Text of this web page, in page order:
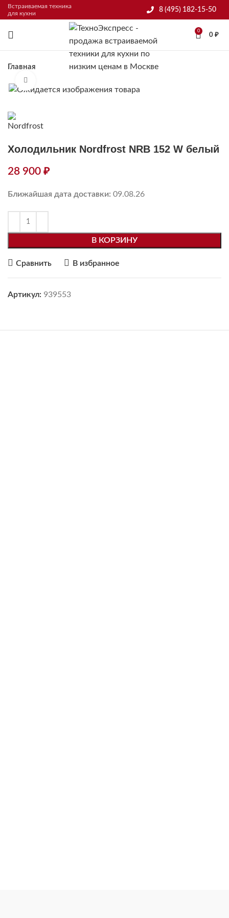
Встраиваемая техника
для кухни
8 (495) 182-15-50
0
0 ₽
Главная
Холодильник Nordfrost NRB 152 W белый
28 900 ₽
Ближайшая дата доставки: 09.08.26
В КОРЗИНУ
Сравнить В избранное
Артикул: 939553